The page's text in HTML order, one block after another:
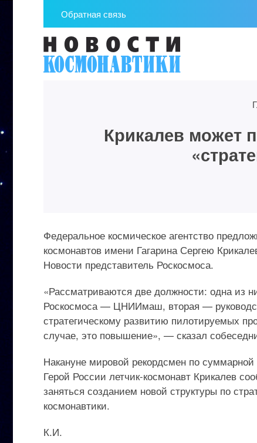
Обратная связь
Крикалев может
Федеральное космическое агентство
космонавтов имени Гагарина Сергею
Новости представитель Роскосмоса.
«Рассматриваются две должности: одна из
Роскосмоса — ЦНИИмаш, вторая —
стратегическому развитию пилотируемых
случае, это повышение», — сказал
Накануне мировой рекордсмен по
Герой России летчик-космонавт Крикалев
заняться созданием новой структуры по
космонавтики.
К.И.